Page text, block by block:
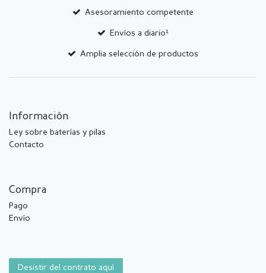
Asesoramiento competente
Envíos a diario¹
Amplia selección de productos
Información
Ley sobre baterías y pilas
Contacto
Compra
Pago
Envío
Desistir del contrato aquí